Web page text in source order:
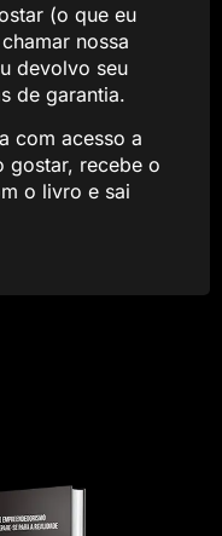
(o que eu
nossa
devolvo seu
de garantia.
com acesso a
gostar, recebe o
o livro e sai